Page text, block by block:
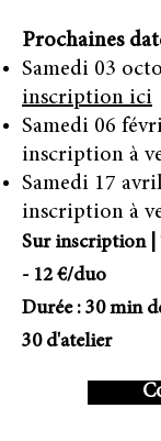
Prochaines
Samedi 03
inscription ici
Samedi 06
inscription à
Samedi 17
inscription à
Sur inscription |
- 12 €/duo
Durée : 30 min
30 d'atelier